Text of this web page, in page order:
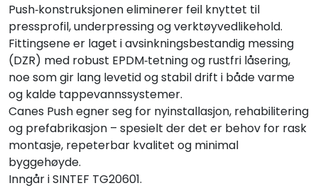
Push‑konstruksjonen eliminerer feil knyttet til
pressprofil, underpressing og verktøyvedlikehold.
Fittingsene er laget i avsinkningsbestandig messing
(DZR) med robust EPDM‑tetning og rustfri låsering,
noe som gir lang levetid og stabil drift i både varme
og kalde tappevannssystemer.
Canes Push egner seg for nyinstallasjon, rehabilitering
og prefabrikasjon – spesielt der det er behov for rask
montasje, repeterbar kvalitet og minimal
byggehøyde.
Inngår i SINTEF TG20601.